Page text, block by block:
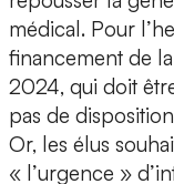
médical. Pour
financement de
2024, qui doit
pas de
Or, les élus
« l’urgence »